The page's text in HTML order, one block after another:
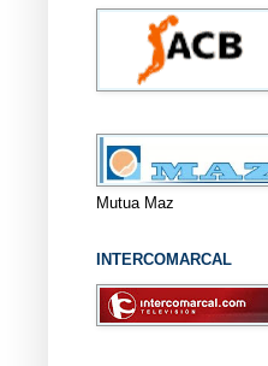
Mutua Maz
INTERCOMARCAL